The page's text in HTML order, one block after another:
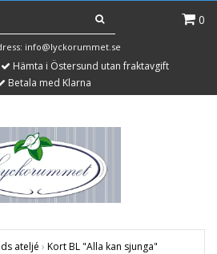
0
info@lyckorummet.se
Hämta i Östersund utan fraktavgift
Betala med Klarna
ateljé › Kort BL "Alla kan sjunga"